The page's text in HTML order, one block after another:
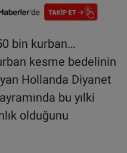
bin kurban…
kesme bedelinin
Hollanda Diyanet
bu yılki
olduğunu